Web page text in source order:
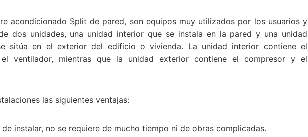
acondicionado Split de pared, son equipos muy utilizados por los usuarios y
dos unidades, una unidad interior que se instala en la pared y una unidad
sitúa en el exterior del edificio o vivienda. La unidad interior contiene el
ventilador, mientras que la unidad exterior contiene el compresor y el
las siguientes ventajas:
instalar, no se requiere de mucho tiempo ni de obras complicadas.